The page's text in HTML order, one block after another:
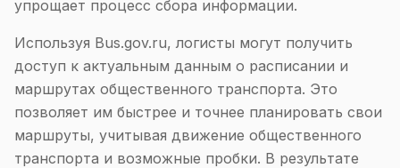
упрощает процесс сбора информации.
Используя Bus.gov.ru, логисты могут получить
доступ к актуальным данным о расписании и
маршрутах общественного транспорта. Это
позволяет им быстрее и точнее планировать свои
маршруты, учитывая движение общественного
транспорта и возможные пробки. В результате